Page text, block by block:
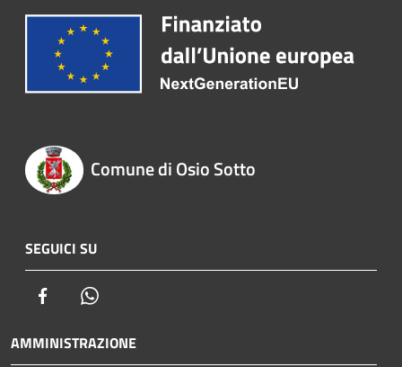
Comune di Osio Sotto
SEGUICI SU
Facebook
AMMINISTRAZIONE